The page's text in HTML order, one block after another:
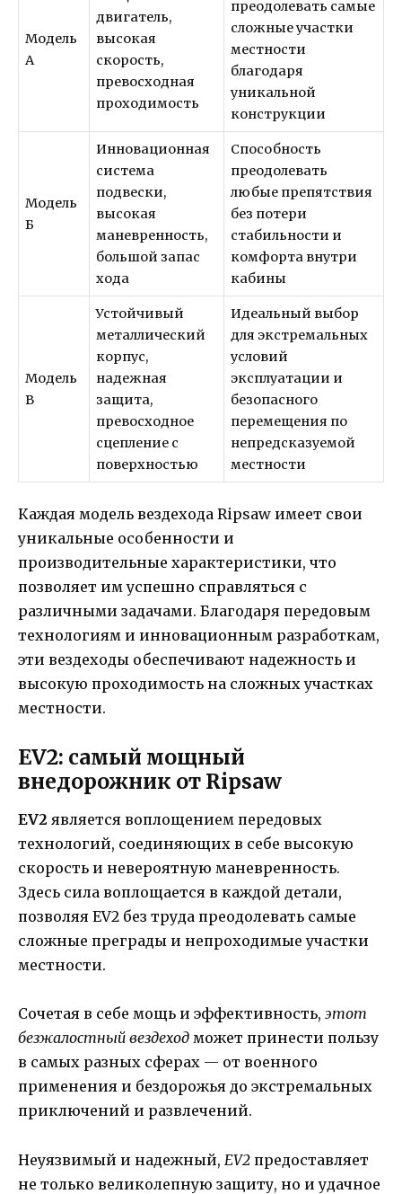
Модель
А
двигатель,
высокая
скорость,
превосходная
проходимость
преодолевать самые
сложные участки
местности
благодаря
уникальной
конструкции
Модель
Б
Инновационная
система
подвески,
высокая
маневренность,
большой запас
хода
Способность
преодолевать
любые препятствия
без потери
стабильности и
комфорта внутри
кабины
Модель
В
Устойчивый
металлический
корпус,
надежная
защита,
превосходное
сцепление с
поверхностью
Идеальный выбор
для экстремальных
условий
эксплуатации и
безопасного
перемещения по
непредсказуемой
местности
Каждая модель вездехода Ripsaw имеет свои
уникальные особенности и
производительные характеристики, что
позволяет им успешно справляться с
различными задачами. Благодаря передовым
технологиям и инновационным разработкам,
эти вездеходы обеспечивают надежность и
высокую проходимость на сложных участках
местности.
EV2: самый мощный
внедорожник от Ripsaw
EV2 является воплощением передовых
технологий, соединяющих в себе высокую
скорость и невероятную маневренность.
Здесь сила воплощается в каждой детали,
позволяя EV2 без труда преодолевать самые
сложные преграды и непроходимые участки
местности.
Сочетая в себе мощь и эффективность, этот
безжалостный вездеход может принести пользу
в самых разных сферах — от военного
применения и бездорожья до экстремальных
приключений и развлечений.
Неуязвимый и надежный, EV2 предоставляет
не только великолепную защиту, но и удачное